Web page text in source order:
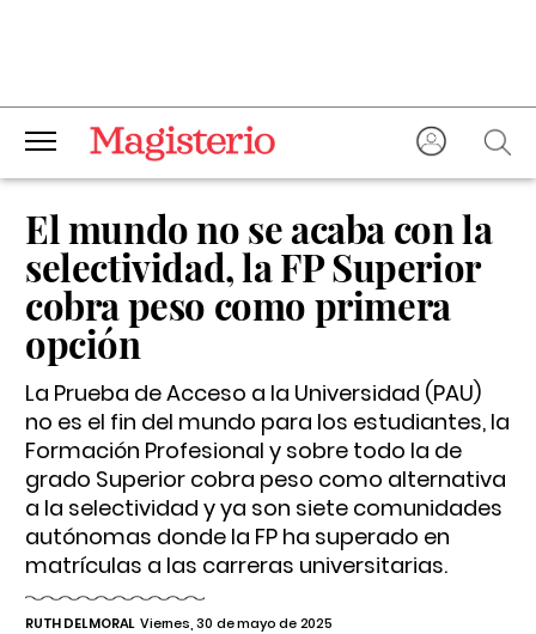
El mundo no se acaba con la
selectividad, la FP Superior
cobra peso como primera
opción
La Prueba de Acceso a la Universidad (PAU)
no es el fin del mundo para los estudiantes, la
Formación Profesional y sobre todo la de
grado Superior cobra peso como alternativa
a la selectividad y ya son siete comunidades
autónomas donde la FP ha superado en
matrículas a las carreras universitarias.
RUTH DEL MORAL Viernes, 30 de mayo de 2025